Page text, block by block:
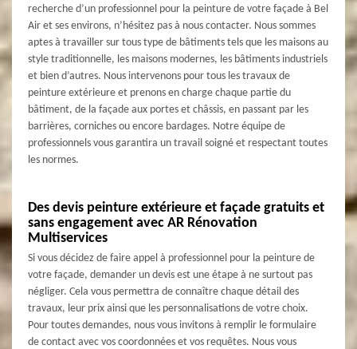
recherche d’un professionnel pour la peinture de votre façade à Bel
Air et ses environs, n’hésitez pas à nous contacter. Nous sommes
aptes à travailler sur tous type de bâtiments tels que les maisons au
style traditionnelle, les maisons modernes, les bâtiments industriels
et bien d’autres. Nous intervenons pour tous les travaux de
peinture extérieure et prenons en charge chaque partie du
bâtiment, de la façade aux portes et châssis, en passant par les
barrières, corniches ou encore bardages. Notre équipe de
professionnels vous garantira un travail soigné et respectant toutes
les normes.
Des devis peinture extérieure et façade gratuits et
sans engagement avec AR Rénovation
Multiservices
Si vous décidez de faire appel à professionnel pour la peinture de
votre façade, demander un devis est une étape à ne surtout pas
négliger. Cela vous permettra de connaître chaque détail des
travaux, leur prix ainsi que les personnalisations de votre choix.
Pour toutes demandes, nous vous invitons à remplir le formulaire
de contact avec vos coordonnées et vos requêtes. Nous vous